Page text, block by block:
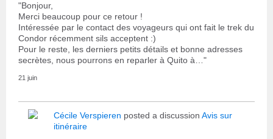
"Bonjour,
Merci beaucoup pour ce retour !
Intéressée par le contact des voyageurs qui ont fait le trek du
Condor récemment sils acceptent :)
Pour le reste, les derniers petits détails et bonne adresses
secrètes, nous pourrons en reparler à Quito à…"
21 juin
Cécile Verspieren posted a discussion Avis sur
itinéraire